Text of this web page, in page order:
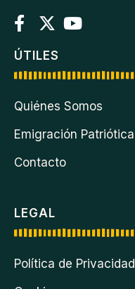
ÚTILES
Quiénes Somos
Emigración Patriótica
Contacto
LEGAL
Política de Privacidad